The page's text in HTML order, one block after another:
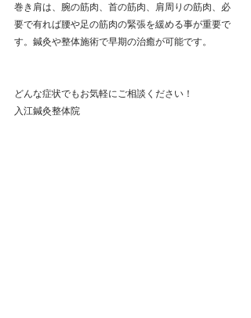
巻き肩は、腕の筋肉、首の筋肉、肩周りの筋肉、必
要で有れば腰や足の筋肉の緊張を緩める事が重要で
す。鍼灸や整体施術で早期の治癒が可能です。
どんな症状でもお気軽にご相談ください！
入江鍼灸整体院